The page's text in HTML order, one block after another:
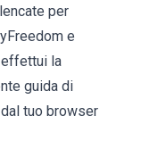
per
e
la
guida di
tuo browser